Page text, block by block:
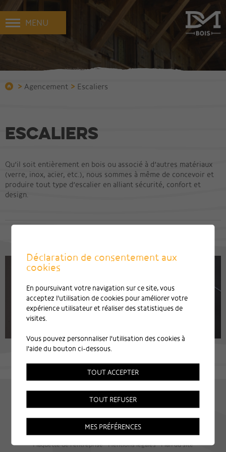
MENU
> Agencement > Escaliers
Escaliers
Qu’il soit entièrement en bois ou associé à d’autres matériaux
(verre, inox, acier, etc.), nous sommes à même de concevoir et
produire tout type d’escalier en alliant sécurité, confort et
design.
Plaquette de l'entreprise Mentions légales Plan du site
Déclaration de consentement aux
cookies
En poursuivant votre navigation sur ce site, vous
acceptez l'utilisation de cookies pour améliorer votre
expérience utilisateur et réaliser des statistiques de
visites.
Vous pouvez personnaliser l'utilisation des cookies à
l'aide du bouton ci-dessous.
TOUT ACCEPTER
TOUT REFUSER
MES PRÉFÉRENCES